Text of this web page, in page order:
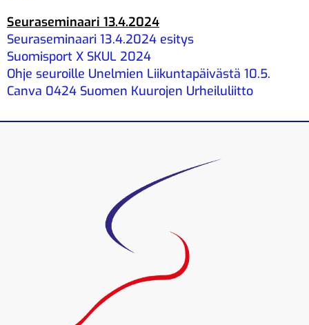
Seuraseminaari 13.4.2024
Seuraseminaari 13.4.2024 esitys
Suomisport X SKUL 2024
Ohje seuroille Unelmien Liikuntapäivästä 10.5.
Canva 0424 Suomen Kuurojen Urheiluliitto